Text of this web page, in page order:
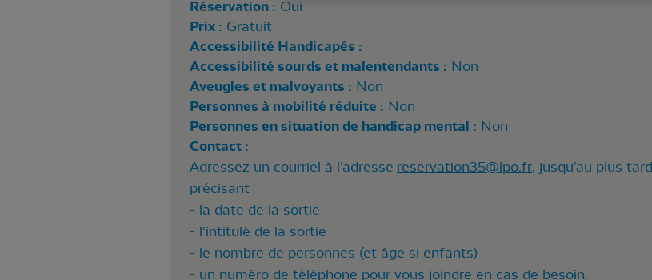
Réservation : Oui
Prix : Gratuit
Accessibilité Handicapés :
Accessibilité sourds et malentendants : Non
Aveugles et malvoyants : Non
Personnes à mobilité réduite : Non
Personnes en situation de handicap mental : Non
Contact :
Adressez un courriel à l'adresse reservation35@lpo.fr, jusqu'au plus
précisant
- la date de la sortie
- l'intitulé de la sortie
- le nombre de personnes (et âge si enfants)
- un numéro de téléphone pour vous joindre en cas de besoin.